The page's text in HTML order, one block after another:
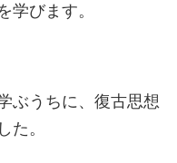
学びます。
ぶうちに、復古思想
た。